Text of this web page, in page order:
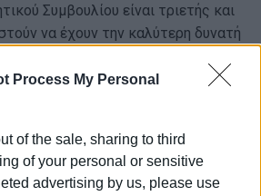
Process My Personal
of the sale, sharing to third
of your personal or sensitive
advertising by us, please use
Συμβουλίου είναι τριετής και
να έχουν την καλύτερη δυνατή
με σκοπό την προαγωγή του
επίλυση σοβαρών προβλημάτων